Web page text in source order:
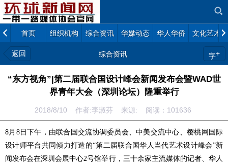
首页 组织机构 综合资讯 华媒动态 华人华侨 文化艺术
返回 综合资讯 字+
“东方视角”|第二届联合国设计峰会新闻发布会暨WAD世
界青年大会（深圳论坛）隆重举行
2018/8/10 作者:李淑芬 来源: 阅读： 101636
8月 8日下午 ， 由联合国交流协调委员会、中美交流中心、樱桃网国际
设计师平台共同倾力打造的“第二届联合国华人当代艺术设计峰会”新
闻发布会在深圳会展中心2号馆举行，三十余家主流媒体的记者、 华人